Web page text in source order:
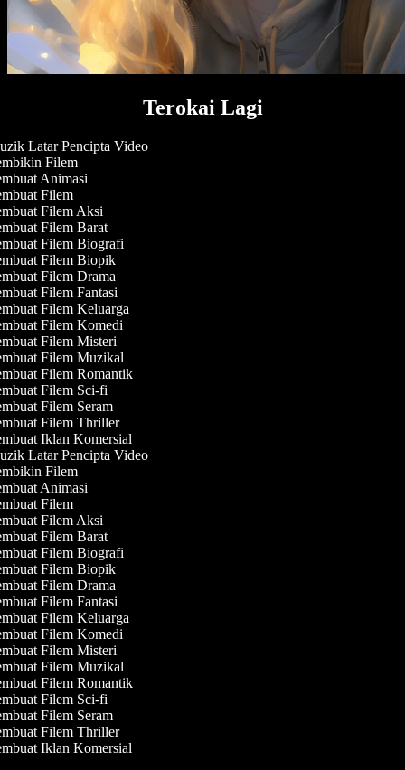
Terokai Lagi
Latar Pencipta Video
Filem
Animasi
Filem
Filem Aksi
Filem Barat
Filem Biografi
Filem Biopik
Filem Drama
Filem Fantasi
Filem Keluarga
Filem Komedi
Filem Misteri
Filem Muzikal
Filem Romantik
Filem Sci-fi
Filem Seram
Filem Thriller
Iklan Komersial
Latar Pencipta Video
Filem
Animasi
Filem
Filem Aksi
Filem Barat
Filem Biografi
Filem Biopik
Filem Drama
Filem Fantasi
Filem Keluarga
Filem Komedi
Filem Misteri
Filem Muzikal
Filem Romantik
Filem Sci-fi
Filem Seram
Filem Thriller
Iklan Komersial